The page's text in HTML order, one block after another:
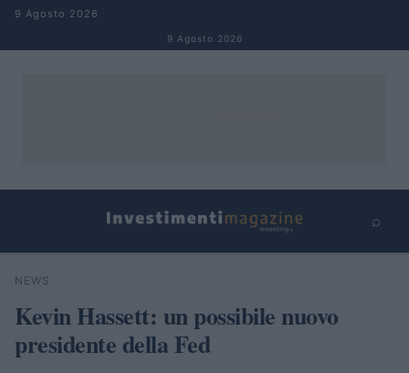
Salta al contenuto
9 Agosto 2026
9 Agosto 2026
⌕
Cerca
NEWS
Kevin Hassett: un possibile nuovo
presidente della Fed